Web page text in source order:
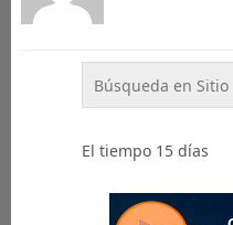
El tiempo 15 días